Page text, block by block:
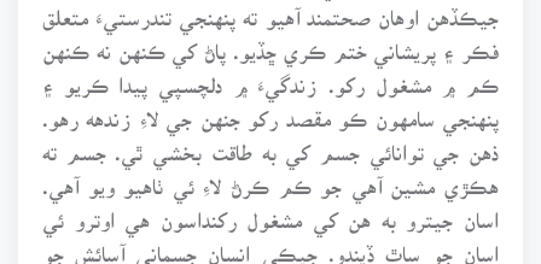
جيڪڏهن اوهان صحتمند آهيو ته پنهنجي تندرستيءَ متعلق
فڪر ۽ پريشاني ختم ڪري ڇڏيو. پاڻ کي ڪنهن نه ڪنهن
ڪم ۾ مشغول رکو. زندگيءَ ۾ دلچسپي پيدا ڪريو ۽
پنهنجي سامهون ڪو مقصد رکو جنهن جي لاءِ زندهه رهو.
ذهن جي توانائي جسم کي به طاقت بخشي ٿي. جسم ته
هڪڙي مشين آهي جو ڪم ڪرڻ لاءِ ئي ٺاهيو ويو آهي.
اسان جيترو به هن کي مشغول رکنداسون هي اوترو ئي
اسان جو ساٿ ڏيندو. جيڪي انسان جسماني آسائش جو